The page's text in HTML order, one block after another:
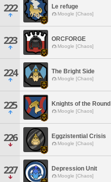
222 Le refuge
Moogle [Chaos]
223 ORCFORGE
Moogle [Chaos]
224 The Bright Side
Moogle [Chaos]
225 Knights of the Round
Moogle [Chaos]
226 Eggzistential Crisis
Moogle [Chaos]
227 Depression Unit
Moogle [Chaos]